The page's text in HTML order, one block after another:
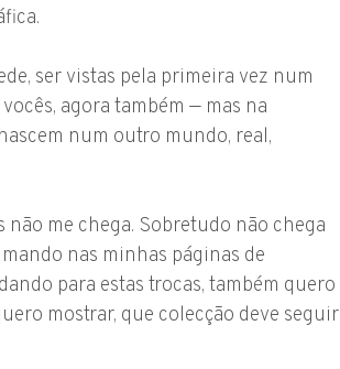
ser vistas pela primeira vez num
agora também — mas na
num outro mundo, real,
não me chega. Sobretudo não chega
nas minhas páginas de
para estas trocas, também quero
mostrar, que colecção deve seguir